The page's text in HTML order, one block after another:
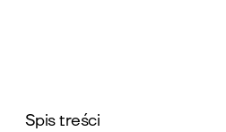
Spis treści